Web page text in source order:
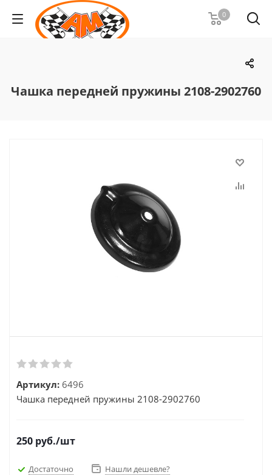
0
Чашка передней пружины 2108-2902760
Артикул: 6496
Чашка передней пружины 2108-2902760
250 руб./шт
Достаточно Нашли дешевле?